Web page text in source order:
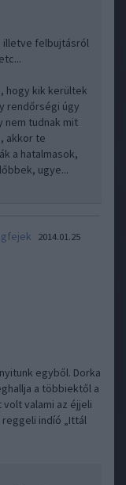
illetve felbujtásról
hogy kik kerültek
rendőrségi úgy
nem tudnak mit
akkor te
a hatalmasok,
ugye...
2014.01.25
egyből. Dorka
a többiektől a
valami az éjjeli
indíó „Ittál